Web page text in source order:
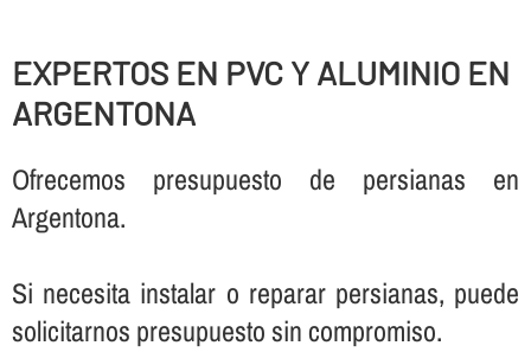
EXPERTOS EN PVC Y ALUMINIO EN
ARGENTONA
Ofrecemos presupuesto de persianas en
Argentona.
Si necesita instalar o reparar persianas, puede
solicitarnos presupuesto sin compromiso.